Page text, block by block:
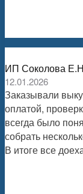
ИП Соколова
12.01.2026
Заказывали
оплатой,
всегда было
собрать
В итоге все